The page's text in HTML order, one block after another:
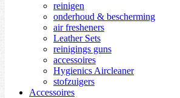
reinigen
onderhoud & bescherming
air fresheners
Leather Sets
reinigings guns
accessoires
Hygienics Aircleaner
stofzuigers
Accessoires